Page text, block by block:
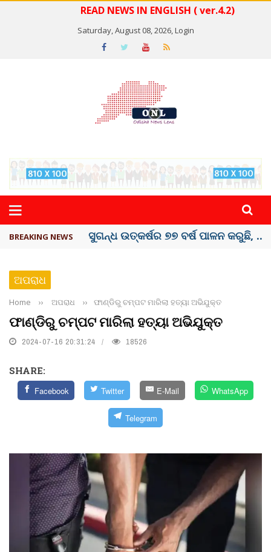
READ NEWS IN ENGLISH ( ver.4.2)
Saturday, August 08, 2026,Login
BREAKING NEWS ୟୁପିଆଇ ଓ ଅନ୍ୟାନ୍ୟ ଡିଜିଟାଲ୍ ନେଣଦେଣ ...
ଅପରାଧ
Home ›› ଅପରାଧ ›› ଫାଣ୍ଡିରୁ ଚମ୍ପଟ ମାରିଲା ହତ୍ୟା ଅଭିଯୁକ୍ତ
ଫାଣ୍ଡିରୁ ଚମ୍ପଟ ମାରିଲା ହତ୍ୟା ଅଭିଯୁକ୍ତ
2024-07-16 20:31:24 18526
SHARE:
Facebook Twitter E-Mail WhatsApp
Telegram